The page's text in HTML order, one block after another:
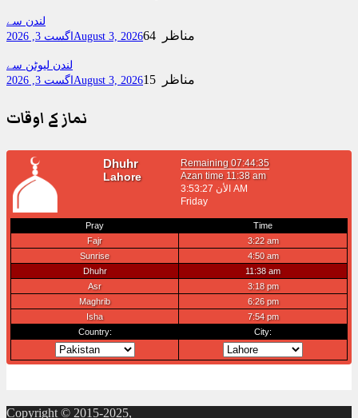
لندن سے
اگست 3, 2026 August 3, 2026 64 مناظر
لندن لیوٹن سے
اگست 3, 2026 August 3, 2026 15 مناظر
نماز کے اوقات
Copyright © 2015-2025,